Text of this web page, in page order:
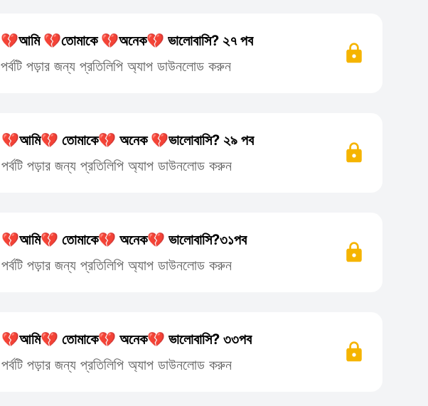
💔আমি 💔তোমাকে 💔অনেক💔 ভালোবাসি? ২৭ পব
পর্বটি পড়ার জন্য প্রতিলিপি অ্যাপ ডাউনলোড করুন
💔আমি💔 তোমাকে💔 অনেক 💔ভালোবাসি? ২৯ পব
পর্বটি পড়ার জন্য প্রতিলিপি অ্যাপ ডাউনলোড করুন
💔আমি💔 তোমাকে💔 অনেক💔 ভালোবাসি?৩১পব
পর্বটি পড়ার জন্য প্রতিলিপি অ্যাপ ডাউনলোড করুন
💔আমি💔 তোমাকে💔 অনেক💔 ভালোবাসি? ৩৩পব
পর্বটি পড়ার জন্য প্রতিলিপি অ্যাপ ডাউনলোড করুন